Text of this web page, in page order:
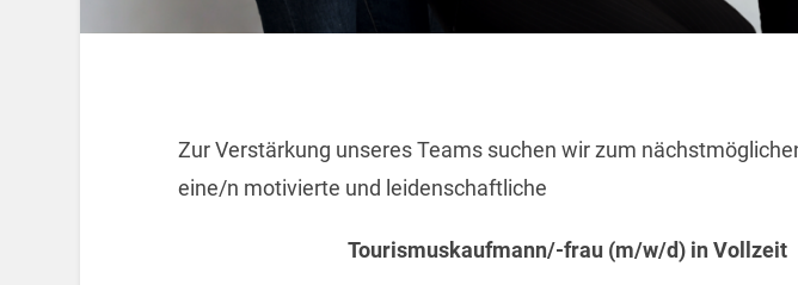
Zur Verstärkung unseres Teams suchen wir zum
eine/n motivierte und leidenschaftliche
Tourismuskaufmann/-frau (m/w/d) in Vollzeit